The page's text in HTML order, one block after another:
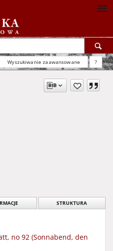
Wyszukiwanie zaawansowane ?
STRUKTURA
no 92 (Sonnabend, den